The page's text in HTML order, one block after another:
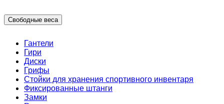
Свободные веса
Гантели
Гири
Диски
Грифы
Стойки для хранения спортивного инвентаря
Фиксированные штанги
Замки